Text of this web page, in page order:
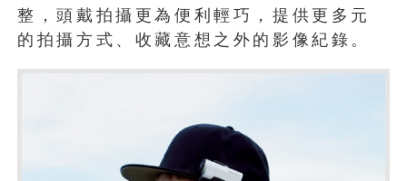
整，頭戴拍攝更為便利輕巧，提供更多元
的拍攝方式、收藏意想之外的影像紀錄。